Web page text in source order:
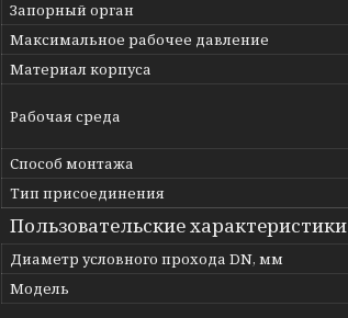
Запорный орган
Максимальное рабочее давление
Материал корпуса
Рабочая среда
Способ монтажа
Тип присоединения
Пользовательские характеристики
Диаметр условного прохода DN, мм
Модель